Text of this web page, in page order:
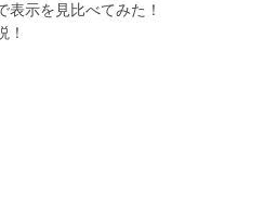
示を見比べてみた！
！